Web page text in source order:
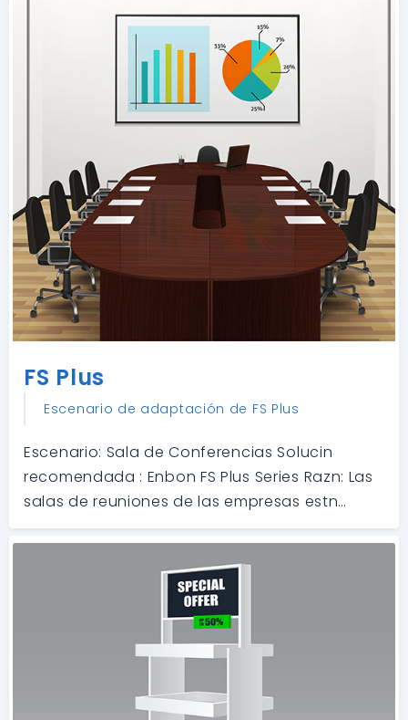
FS Plus
Escenario de adaptación de FS Plus
Escenario: Sala de Conferencias Solucin
recomendada : Enbon FS Plus Series Razn: Las
salas de reuniones de las empresas estn
equipadas con pantallas LED para mostrar
FS Plus es una excelente opcin para este tipo